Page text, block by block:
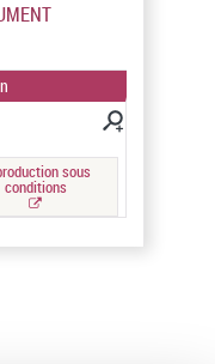
sous
conditions